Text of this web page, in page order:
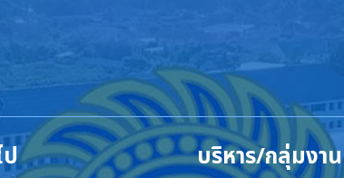
บริหาร/กลุ่มงาน